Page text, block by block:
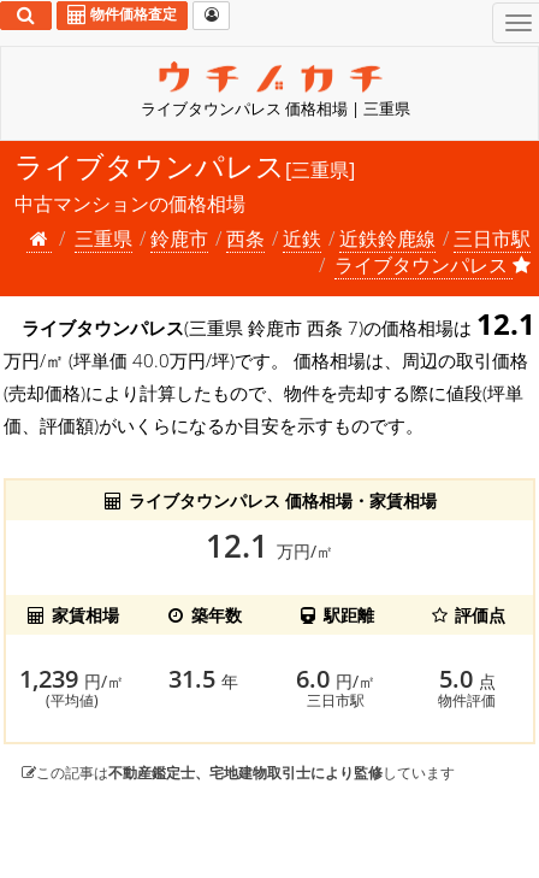
ライブタウンパレス 価格相場 | 三重県
物件価格査定
ライブタウンパレス [三重県]
中古マンションの価格相場
三重県
鈴鹿市 西条 近鉄 近鉄鈴鹿線
三日市駅
ライブタウンパレス
ライブタウンパレス(三重県 鈴鹿市 西条 7)の価格相場は 12.1
万円/㎡ (坪単価 40.0万円/坪)です。 価格相場は、周辺の取引価格
(売却価格)により計算したもので、物件を売却する際に値段(坪単
価、評価額)がいくらになるか目安を示すものです。
ライブタウンパレス 価格相場・家賃相場
12.1 万円/㎡
家賃相場 築年数 駅距離 評価点
1,239 円/㎡
(平均値)
31.5年 6.0 円/㎡
三日市駅
5.0 点
物件評価
この記事は不動産鑑定士、宅地建物取引士により監修しています